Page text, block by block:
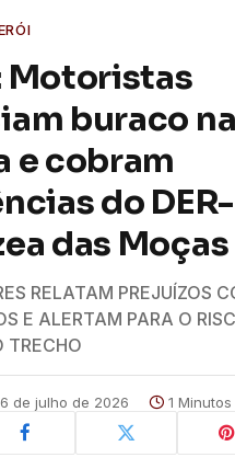
Motoristas
buraco na
e cobram
do
das Moças
RELATAM PREJUÍZOS
E ALERTAM PARA O
TRECHO
6 de julho de 2026 1